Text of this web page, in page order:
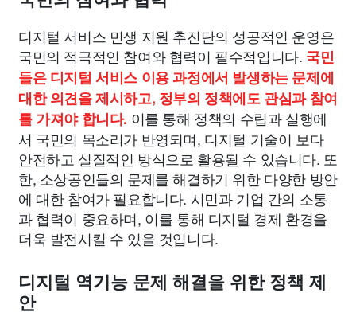
디지털 서비스 민생 지원 추진단의 성공적인 운영은
국민의 적극적인 참여와 협력이 필수적입니다. 국민
들은 디지털 서비스 이용 과정에서 발생하는 문제에
대한 의견을 제시하고, 정부의 정책에도 관심과 참여
를 가져야 합니다. 이를 통해 정책의 수립과 실행에
서 국민의 목소리가 반영되며, 디지털 기술이 보다
안전하고 실질적인 방식으로 활용될 수 있습니다. 또
한, 소상공인들의 문제를 해결하기 위한 다양한 방안
에 대한 참여가 필요합니다. 시민과 기업 간의 소통
과 협력이 중요하며, 이를 통해 디지털 경제 환경을
더욱 발전시킬 수 있을 것입니다.
디지털 역기능 문제 해결을 위한 정책 제
안